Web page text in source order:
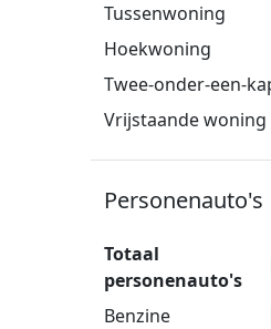
Tussenwoning
Hoekwoning
Twee-onder-een-
Vrijstaande woning
Personenauto's
Totaal
personenauto's
Benzine